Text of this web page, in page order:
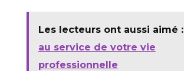
Les lecteurs ont aussi aimé :
au service de votre vie
professionnelle